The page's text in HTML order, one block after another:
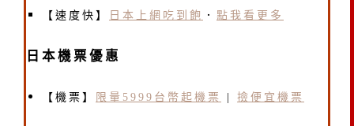
【速度快】 日本上網吃到飽 ． 點我看更多
日本機票優惠
【機票】 限量5999台幣起機票 撿便宜機票